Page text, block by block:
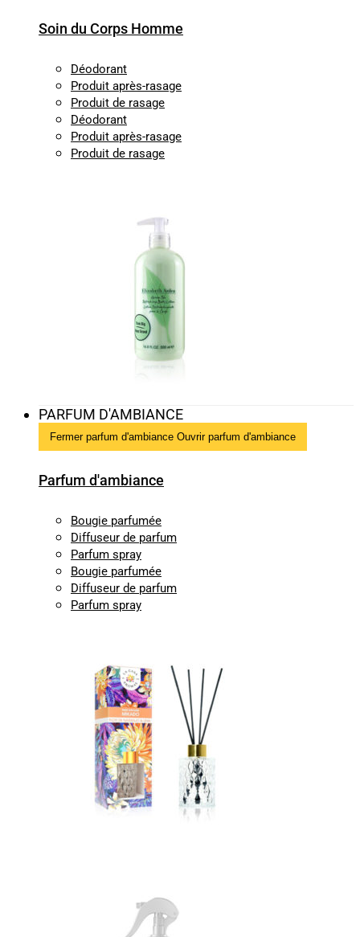
Soin du Corps Homme
Déodorant
Produit après-rasage
Produit de rasage
Déodorant
Produit après-rasage
Produit de rasage
PARFUM D'AMBIANCE
Fermer parfum d'ambiance Ouvrir parfum d'ambiance
Parfum d'ambiance
Bougie parfumée
Diffuseur de parfum
Parfum spray
Bougie parfumée
Diffuseur de parfum
Parfum spray